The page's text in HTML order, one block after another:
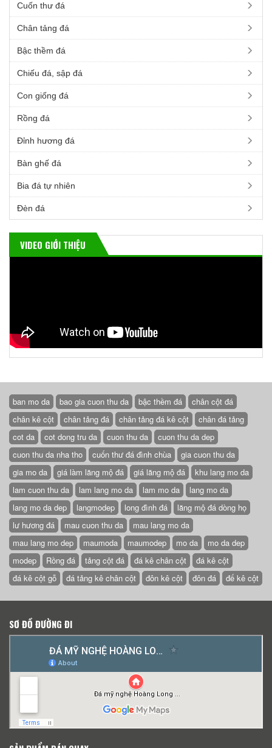
Cuốn thư đá
Chân tảng đá
Bậc thềm đá
Chiếu đá, sập đá
Con giống đá
Rồng đá
Đỉnh hương đá
Bàn ghế đá
Bia đá tự nhiên
Đèn đá
VIDEO GIỚI THIỆU
ban mo da bao gia cuon thu da bậc thềm đá
chân cột đá
chân kê cột
chân tảng đá chân tảng đá kê cột
chân đá tảng
cot da
cot dong tru da cuon thu da
cuon thu da dep
cuon thu da nha tho
cuốn thư đá đình chùa
gia cuon thu da
gia mo da
giá làm lăng mộ đá giá lăng mộ đá
khu lang mo da
lam cuon thu da
lam lang mo da lam mo da
lang mo da
lang mo da dep
langmodep long đình đá
lăng mộ đá dòng họ
lư hương đá
mau cuon thu da
mau lang mo da
mau lang mo dep
maumoda maumodep mo da
mo da dep
modep
Rồng đá tảng cột đá đá kê chân cột
đá kê cột
đá kê cột gỗ
đá tảng kê chân cột đôn kê cột đôn đá đế kê cột
SƠ ĐỒ ĐƯỜNG ĐI